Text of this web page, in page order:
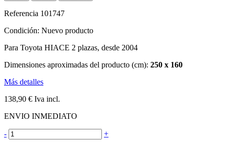
Referencia 101747
Condición: Nuevo producto
Para Toyota HIACE 2 plazas, desde 2004
Dimensiones aproximadas del producto (cm): 250 x 160
Más detalles
138,90 € Iva incl.
ENVIO INMEDIATO
- +